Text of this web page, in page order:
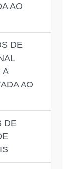
AO
DE
A
AO
DE